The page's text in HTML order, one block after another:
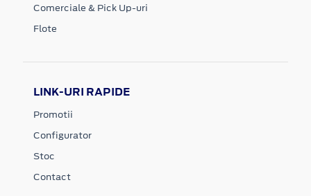
Comerciale & Pick Up-uri
Flote
LINK-URI RAPIDE
Promotii
Configurator
Stoc
Contact